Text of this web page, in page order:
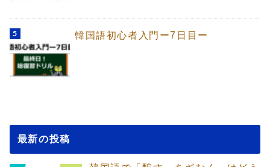
韓国語初心者入門ー7日目ー
最新の投稿